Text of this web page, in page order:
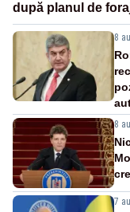
după planul de
8
8
7